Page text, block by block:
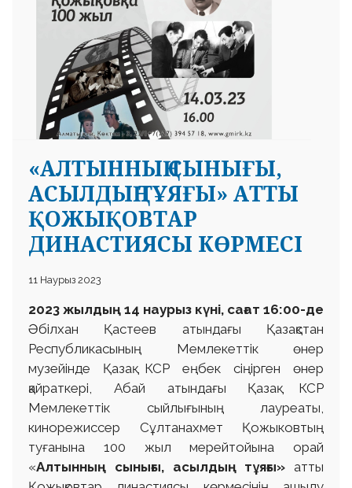
«АЛТЫННЫҢ СЫНЫҒЫ,
АСЫЛДЫҢ ТҰЯҒЫ» АТТЫ
ҚОЖЫҚОВТАР
ДИНАСТИЯСЫ КӨРМЕСІ
11 Наурыз 2023
2023 жылдың 14 наурыз күні, сағат 16:00-де
Әбілхан Қастеев атындағы Қазақстан
Республикасының Мемлекеттік өнер
музейінде Қазақ КСР еңбек сіңірген өнер
қайраткері, Абай атындағы Қазақ КСР
Мемлекеттік сыйлығының лауреаты,
кинорежиссер Сұлтанахмет Қожыковтың
туғанына 100 жыл мерейтойына орай
«Алтынның сынығы, асылдың тұяғы» атты